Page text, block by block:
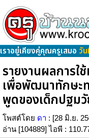
เราอยู่เคียงคู่คุณครูเสมอ วั
รายงานผลการ
เพื่อพัฒนาทักษะ
พูดของเด็กปฐม
โพสต์โดย ดา : [28 มิ.ย.
อ่าน [104889] ไอพี :